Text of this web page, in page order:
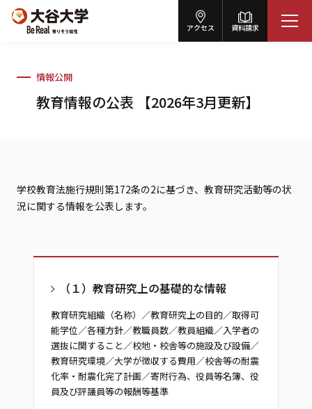
アクセス 資料請求
情報公開
教育情報の公表 【2026年3月更新】
学校教育法施行規則第172条の2に基づき、教育研究活動等の状
況に関する情報を公表します。
（１）教育研究上の基礎的な情報
教育研究組織（名称）／教育研究上の目的／取得可
能学位／各種方針／教職員数／教員組織／入学者の
選抜に関すること／校地・校舎等の施設及び設備／
教育研究環境／大学が徴収する費用／校舎等の耐震
化率・耐震化完了計画／寄附行為、役員等名簿、役
員及び評議員等の報酬等基準